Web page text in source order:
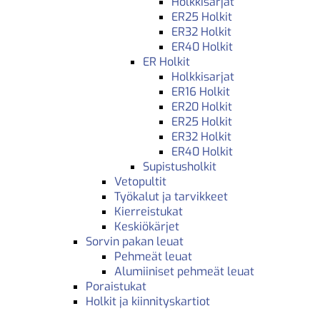
ER25 Holkit
ER32 Holkit
ER40 Holkit
ER Holkit
Holkkisarjat
ER16 Holkit
ER20 Holkit
ER25 Holkit
ER32 Holkit
ER40 Holkit
Supistusholkit
Vetopultit
Työkalut ja tarvikkeet
Kierreistukat
Keskiökärjet
Sorvin pakan leuat
Pehmeät leuat
Alumiiniset pehmeät leuat
Poraistukat
Holkit ja kiinnityskartiot